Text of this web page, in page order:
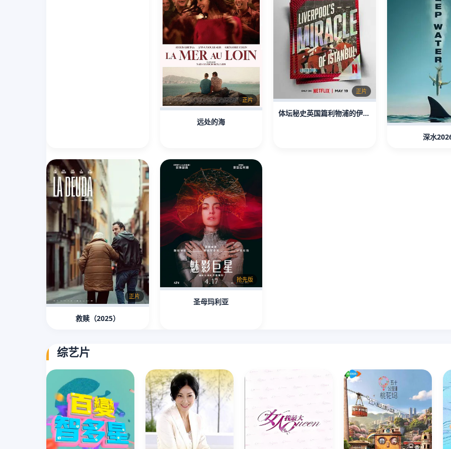
正片
远处的海
正片
体坛秘史英国篇利物浦的伊斯坦布尔奇迹
深水
正片
救赎（2025）
抢先版
圣母玛利亚
综艺片